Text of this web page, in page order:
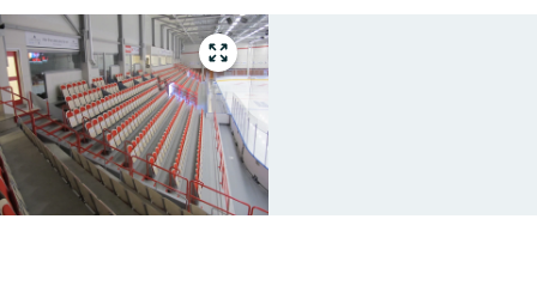
Gå
till
helskärmsläge